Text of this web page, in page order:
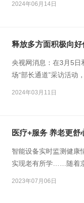
2024年06月14日
央视网消息：在3月5日
场“部长通道”采访活动
2024年03月11日
医疗+服务 养老更舒
智能设备实时监测健康
实现老有所学……随着
2023年07月06日